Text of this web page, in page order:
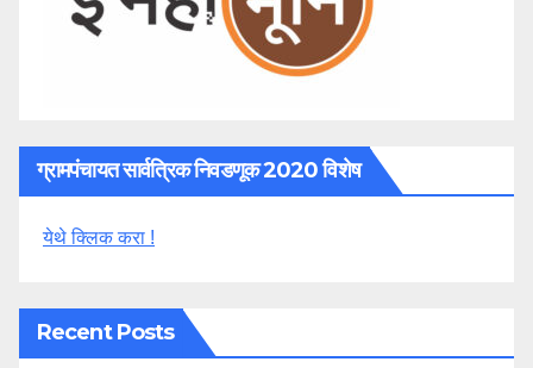
ग्रामपंचायत सार्वत्रिक निवडणूक 2020 विशेष
येथे क्लिक करा !
Recent Posts